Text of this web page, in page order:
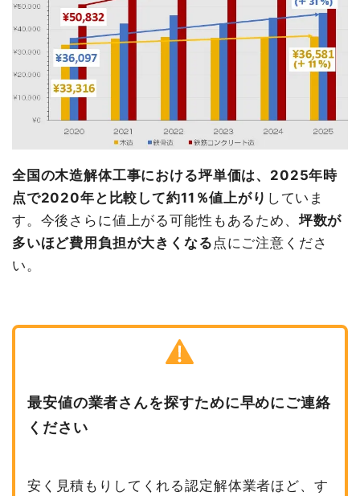
全国の木造解体工事における坪単価は、2025年時
点で2020年と比較して約11％値上がり していま
す。今後さらに値上がる可能性もあるため、 坪数が
多いほど費用負担が大きくなる 点にご注意くださ
い。
最安値の業者さんを探すために早めにご連絡
ください
安く見積もりしてくれる認定解体業者ほど、す